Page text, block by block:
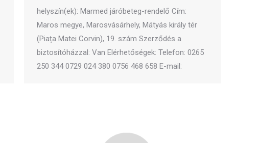
helyszín(ek): Marmed járóbeteg-rendelő Cím:
Maros megye, Marosvásárhely, Mátyás király tér
(Piața Matei Corvin), 19. szám Szerződés a
biztosítóházzal: Van Elérhetőségek: Telefon: 0265
250 344 0729 024 380 0756 468 658 E-mail: